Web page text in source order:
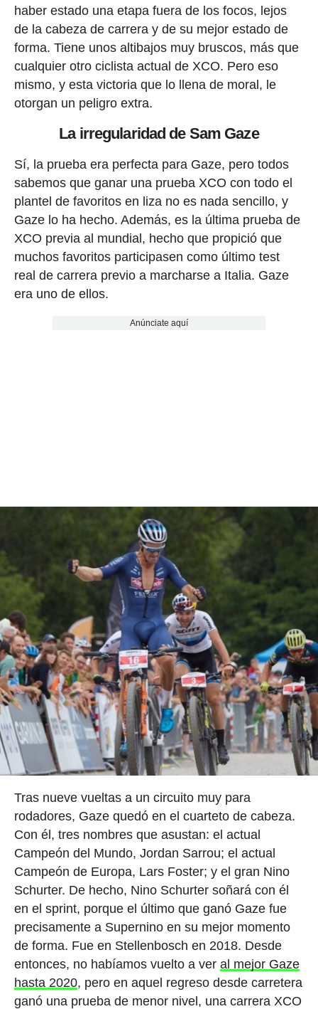
haber estado una etapa fuera de los focos, lejos
de la cabeza de carrera y de su mejor estado de
forma. Tiene unos altibajos muy bruscos, más que
cualquier otro ciclista actual de XCO. Pero eso
mismo, y esta victoria que lo llena de moral, le
otorgan un peligro extra.
La irregularidad de Sam Gaze
Sí, la prueba era perfecta para Gaze, pero todos
sabemos que ganar una prueba XCO con todo el
plantel de favoritos en liza no es nada sencillo, y
Gaze lo ha hecho. Además, es la última prueba de
XCO previa al mundial, hecho que propició que
muchos favoritos participasen como último test
real de carrera previo a marcharse a Italia. Gaze
era uno de ellos.
Anúnciate aquí
Tras nueve vueltas a un circuito muy para
rodadores, Gaze quedó en el cuarteto de cabeza.
Con él, tres nombres que asustan: el actual
Campeón del Mundo, Jordan Sarrou; el actual
Campeón de Europa, Lars Foster; y el gran Nino
Schurter. De hecho, Nino Schurter soñará con él
en el sprint, porque el último que ganó Gaze fue
precisamente a Supernino en su mejor momento
de forma. Fue en Stellenbosch en 2018. Desde
entonces, no habíamos vuelto a ver al mejor Gaze
hasta 2020, pero en aquel regreso desde carretera
ganó una prueba de menor nivel, una carrera XCO